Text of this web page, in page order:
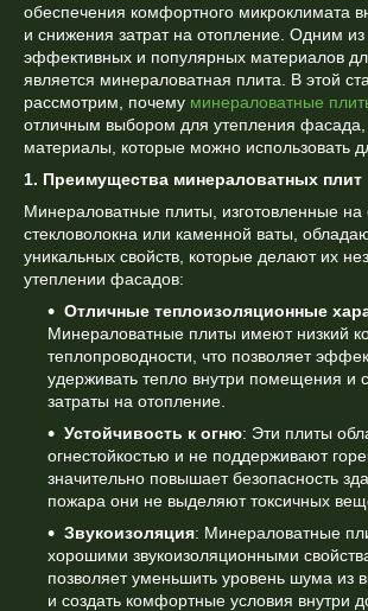
обеспечения комфортного микроклимата
и снижения затрат на отопление. Одним
эффективных и популярных материалов
является минераловатная плита. В этой
рассмотрим, почему минераловатные
отличным выбором для утепления фасада,
материалы, которые можно использовать
1. Преимущества минераловатных плит
Минераловатные плиты, изготовленные на
стекловолокна или каменной ваты,
уникальных свойств, которые делают их
утеплении фасадов:
Отличные теплоизоляционные
Минераловатные плиты имеют низкий
теплопроводности, что позволяет
удерживать тепло внутри помещения и
затраты на отопление.
Устойчивость к огню: Эти плиты
огнестойкостью и не поддерживают
значительно повышает безопасность
пожара они не выделяют токсичных
Звукоизоляция: Минераловатные
хорошими звукоизоляционными
позволяет уменьшить уровень шума из
и создать комфортные условия внутри